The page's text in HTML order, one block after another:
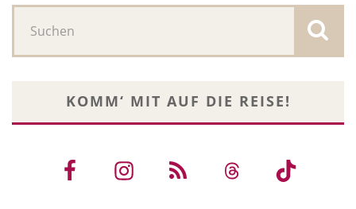
KOMM‘ MIT AUF DIE REISE!